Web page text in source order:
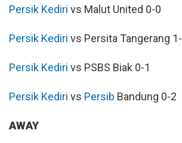
Persik Kediri vs Malut United 0-0
Persik Kediri vs Persita Tangerang
Persik Kediri vs PSBS Biak 0-1
Persik Kediri vs Persib Bandung 0-2
AWAY